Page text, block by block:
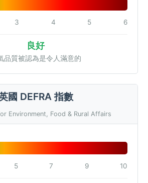
3 4 5 6
良好
品質被認為是令人滿意的
國 DEFRA 指數
Environment, Food & Rural Affairs
5 7 9 10